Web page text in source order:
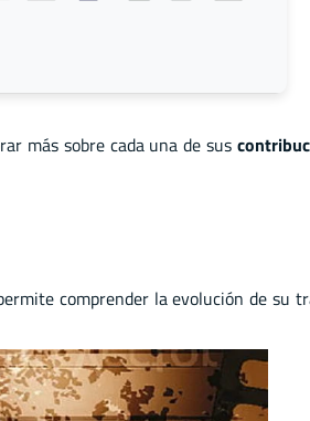
más sobre cada una de sus
comprender la evolución de su